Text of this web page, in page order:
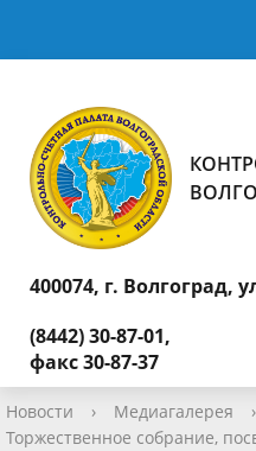
400074, г. Волгоград,
(8442) 30-87-01,
факс 30-87-37
Новости › Медиагалерея
›
Торжественное собрание,